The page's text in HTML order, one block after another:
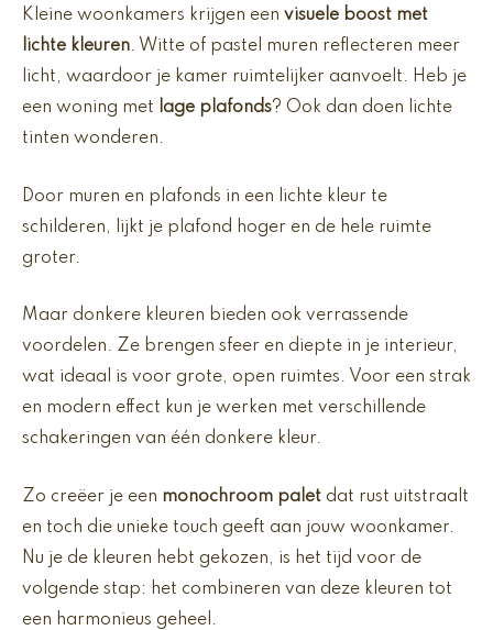
Kleine woonkamers krijgen een visuele boost met
lichte kleuren. Witte of pastel muren reflecteren meer
licht, waardoor je kamer ruimtelijker aanvoelt. Heb je
een woning met
lage plafonds? Ook dan doen lichte
tinten wonderen.
Door muren en plafonds in een lichte kleur te
schilderen, lijkt je plafond hoger en de hele ruimte
groter.
Maar donkere kleuren bieden ook verrassende
voordelen. Ze brengen sfeer en diepte in je interieur,
wat ideaal is voor grote, open ruimtes. Voor een strak
en modern effect kun je werken met verschillende
schakeringen van één donkere kleur.
Zo creëer je een monochroom palet dat rust uitstraalt
en toch die unieke touch geeft aan jouw woonkamer.
Nu je de kleuren hebt gekozen, is het tijd voor de
volgende stap: het combineren van deze kleuren tot
een harmonieus geheel.